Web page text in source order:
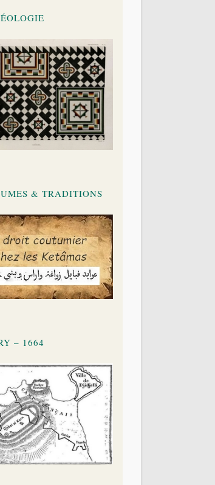
& TRADITIONS
– 1664